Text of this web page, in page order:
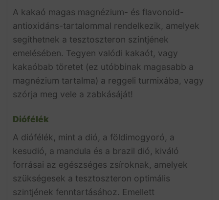
A kakaó magas magnézium- és flavonoid-
antioxidáns-tartalommal rendelkezik, amelyek
segíthetnek a tesztoszteron szintjének
emelésében. Tegyen valódi kakaót, vagy
kakaóbab töretet (ez utóbbinak magasabb a
magnézium tartalma) a reggeli turmixába, vagy
szórja meg vele a zabkásáját!
Diófélék
A diófélék, mint a dió, a földimogyoró, a
kesudió, a mandula és a brazil dió, kiváló
forrásai az egészséges zsíroknak, amelyek
szükségesek a tesztoszteron optimális
szintjének fenntartásához. Emellett